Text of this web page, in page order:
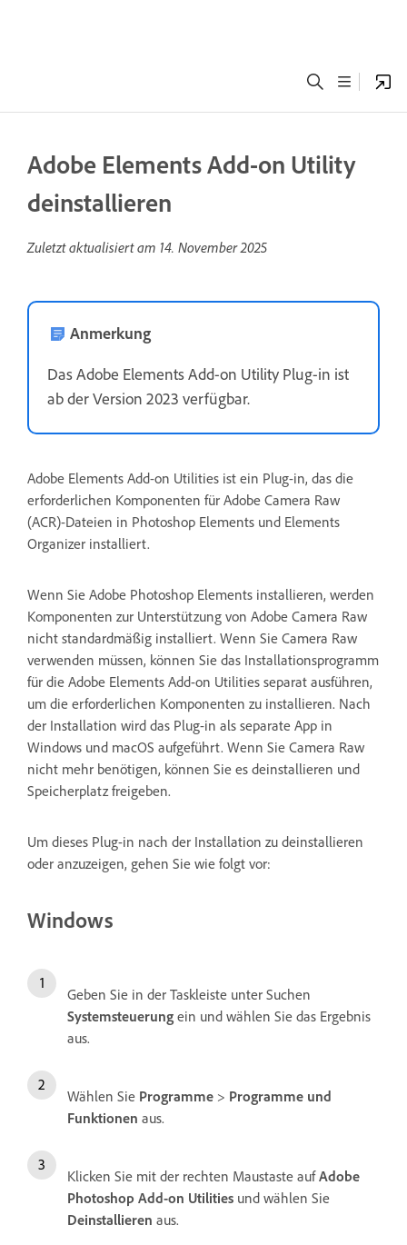
Adobe Elements Add-on Utility
deinstallieren
Zuletzt aktualisiert am 14. November 2025
Anmerkung
Das Adobe Elements Add-on Utility Plug-in ist
ab der Version 2023 verfügbar.
Adobe Elements Add-on Utilities ist ein Plug-in, das die
erforderlichen Komponenten für Adobe Camera Raw
(ACR)-Dateien in Photoshop Elements und Elements
Organizer installiert.
Wenn Sie Adobe Photoshop Elements installieren, werden
Komponenten zur Unterstützung von Adobe Camera Raw
nicht standardmäßig installiert. Wenn Sie Camera Raw
verwenden müssen, können Sie das Installationsprogramm
für die Adobe Elements Add-on Utilities separat ausführen,
um die erforderlichen Komponenten zu installieren. Nach
der Installation wird das Plug-in als separate App in
Windows und macOS aufgeführt. Wenn Sie Camera Raw
nicht mehr benötigen, können Sie es deinstallieren und
Speicherplatz freigeben.
Um dieses Plug-in nach der Installation zu deinstallieren
oder anzuzeigen, gehen Sie wie folgt vor:
Windows
Geben Sie in der Taskleiste unter Suchen
Systemsteuerung ein und wählen Sie das Ergebnis
aus.
Wählen Sie Programme > Programme und
Funktionen aus.
Klicken Sie mit der rechten Maustaste aufAdobe
Photoshop Add-on Utilities und wählen Sie
Deinstallieren aus.